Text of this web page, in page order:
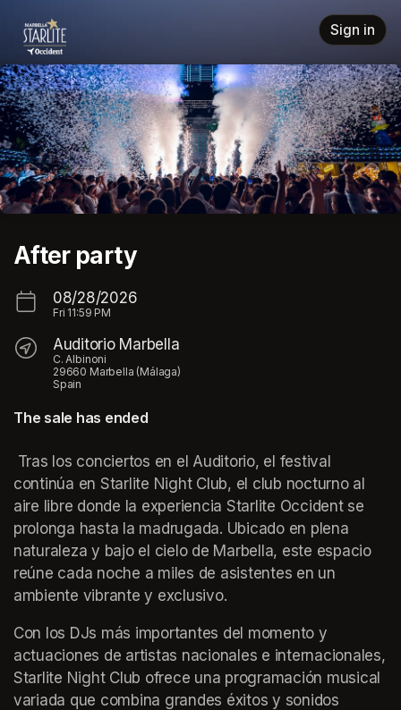
Sign in
After party
08/28/2026
Fri 11:59 PM
Auditorio Marbella
C. Albinoni
29660 Marbella (Málaga)
Spain
The sale has ended
continúa en Starlite Night Club, el club nocturno al
aire libre donde la experiencia Starlite Occident se
prolonga hasta la madrugada. Ubicado en plena
naturaleza y bajo el cielo de Marbella, este espacio
reúne cada noche a miles de asistentes en un
ambiente vibrante y exclusivo.
Con los DJs más importantes del momento y
actuaciones de artistas nacionales e internacionales,
Starlite Night Club ofrece una programación musical
variada que combina grandes éxitos y sonidos